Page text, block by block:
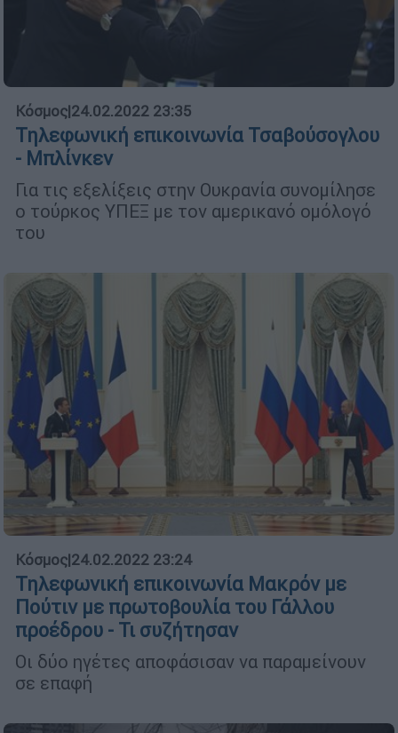
Κόσμος|24.02.2022 23:35
Τηλεφωνική επικοινωνία Τσαβούσογλου
- Μπλίνκεν
Για τις εξελίξεις στην Ουκρανία συνομίλησε
ο τούρκος ΥΠΕΞ με τον αμερικανό ομόλογό
του
Κόσμος|24.02.2022 23:24
Τηλεφωνική επικοινωνία Μακρόν με
Πούτιν με πρωτοβουλία του Γάλλου
προέδρου - Τι συζήτησαν
Οι δύο ηγέτες αποφάσισαν να παραμείνουν
σε επαφή